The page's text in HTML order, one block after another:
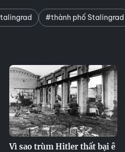
#thành phố Stalingrad
Vì sao trùm Hitler thất bại ê